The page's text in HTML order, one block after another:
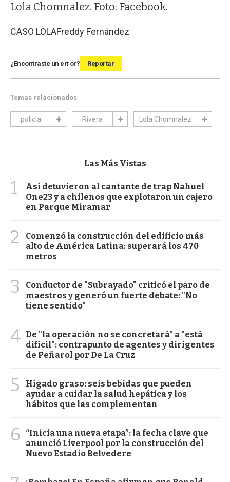
Lola Chomnalez. Foto: Facebook.
CASO LOLAFreddy Fernández
¿Encontraste un error? Reportar
Temas relacionados
policia Rivera Lola Chomnalez
Las Más Vistas
1
Así detuvieron al cantante de trap Nahuel
One23 y a chilenos que explotaron un cajero
en Parque Miramar
2
Comenzó la construcción del edificio más
alto de América Latina: superará los 470
metros
3
Conductor de "Subrayado" criticó el paro de
maestros y generó un fuerte debate: "No
tiene sentido"
4 De "la operación no se concretará" a "está
difícil": contrapunto de agentes y dirigentes
de Peñarol por De La Cruz
5
Hígado graso: seis bebidas que pueden
ayudar a cuidar la salud hepática y los
hábitos que las complementan
6
“Inicia una nueva etapa”: la fecha clave que
anunció Liverpool por la construcción del
Nuevo Estadio Belvedere